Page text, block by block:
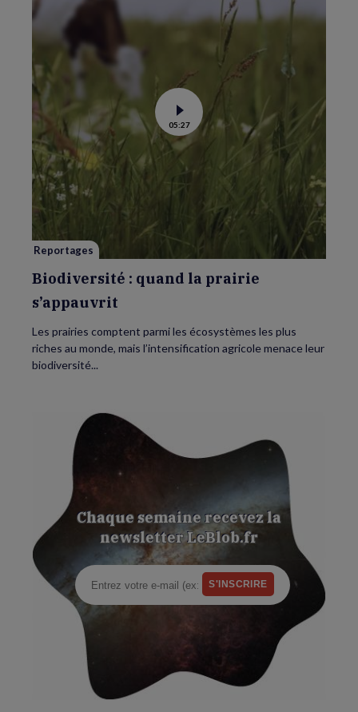
Voir
la
vidéo
de
Biodiversité
la
s’appauvrit
05:27
Reportages
Biodiversité : quand la prairie
s’appauvrit
Les prairies comptent parmi les écosystèmes les plus
riches au monde, mais l’intensification agricole menace leur
biodiversité...
Chaque semaine recevez la
newsletter LeBlob.fr